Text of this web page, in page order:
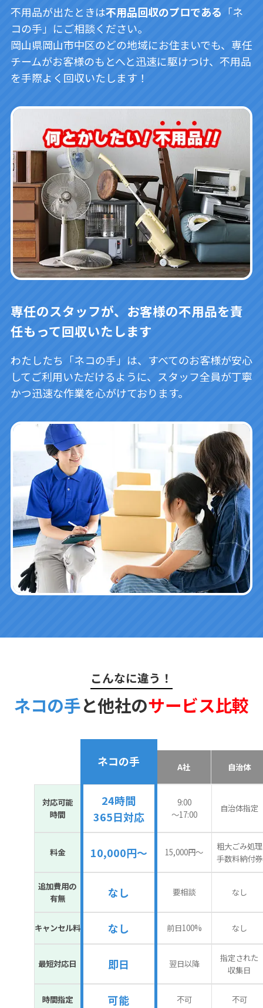
不用品が出たときは不用品回収のプロである 「ネ
コの手」にご相談ください。
岡山県岡山市中区のどの地域にお住まいでも、専任
チームがお客様のもとへと迅速に駆けつけ、不用品
を手際よく回収いたします！
専任のスタッフが、お客様の不用品を責
任もって回収いたします
わたしたち「ネコの手」は、すべてのお客様が安心
してご利用いただけるように、スタッフ全員が丁寧
かつ迅速な作業を心がけております。
こんなに違う！
ネコの手と他社のサービス比較
ネコの手 A社 自治体
対応可能
時間
24時間
365日対応
9:00
〜17:00
自治体指定
料金 10,000円～ 15,000円〜
粗大ごみ処理
手数料納付券
追加費用の
有無
なし 要相談 なし
キャンセル料 なし 前日100% なし
最短対応日 即日 翌日以降
指定された
収集日
時間指定 可能 不可 不可